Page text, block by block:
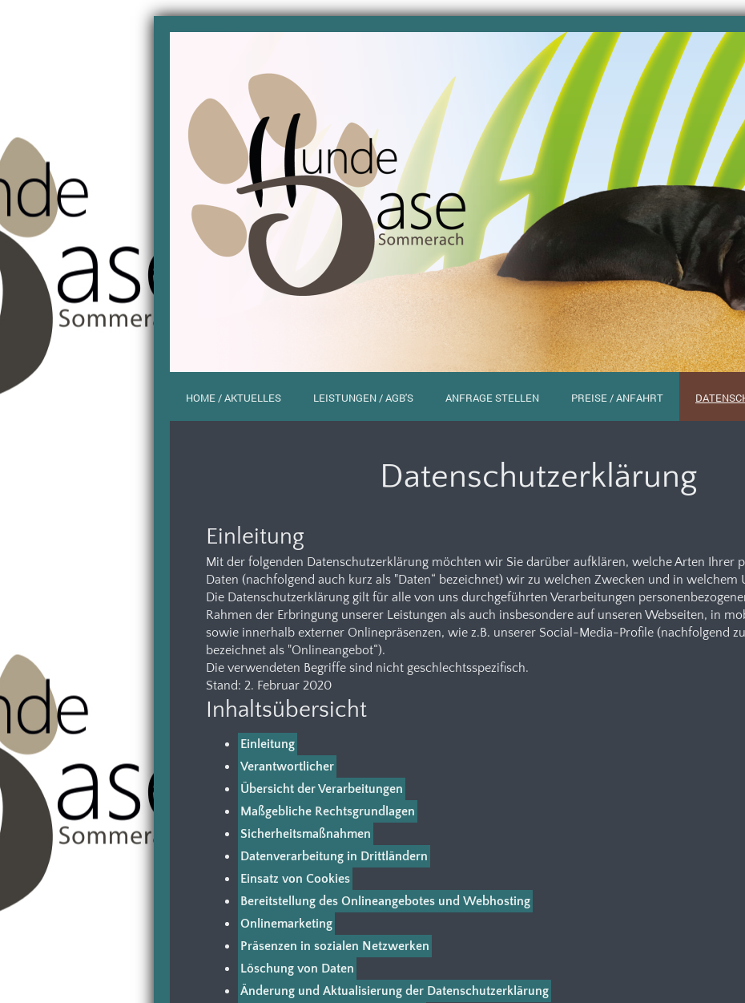
HOME / AKTUELLES LEISTUNGEN / AGB'S ANFRAGE STELLEN PREISE / ANFAHRT
Datenschutzerklärung
Einleitung
Mit der folgenden Datenschutzerklärung möchten wir Sie darüber aufklären, welche Arten Ihrer
Daten (nachfolgend auch kurz als "Daten“ bezeichnet) wir zu welchen Zwecken und in welchem
Die Datenschutzerklärung gilt für alle von uns durchgeführten Verarbeitungen
Rahmen der Erbringung unserer Leistungen als auch insbesondere auf unseren Webseiten, in
sowie innerhalb externer Onlinepräsenzen, wie z.B. unserer Social-Media-Profile (nachfolgend
bezeichnet als "Onlineangebot“).
Die verwendeten Begriffe sind nicht geschlechtsspezifisch.
Stand: 2. Februar 2020
Inhaltsübersicht
Einleitung
Verantwortlicher
Übersicht der Verarbeitungen
Maßgebliche Rechtsgrundlagen
Sicherheitsmaßnahmen
Datenverarbeitung in Drittländern
Einsatz von Cookies
Bereitstellung des Onlineangebotes und Webhosting
Onlinemarketing
Präsenzen in sozialen Netzwerken
Löschung von Daten
Änderung und Aktualisierung der Datenschutzerklärung